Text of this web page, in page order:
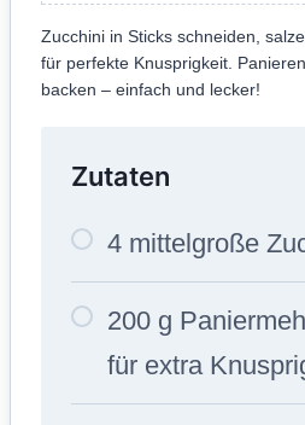
Zucchini in Sticks schneiden,
für perfekte Knusprigkeit.
backen – einfach und lecker!
Zutaten
4 mittelgroße
200 g
für extra